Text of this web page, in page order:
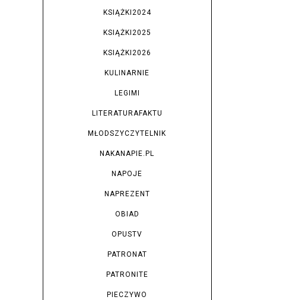
KSIĄŻKI2024
KSIĄŻKI2025
KSIĄŻKI2026
KULINARNIE
LEGIMI
LITERATURAFAKTU
MŁODSZYCZYTELNIK
NAKANAPIE.PL
NAPOJE
NAPREZENT
OBIAD
OPUSTV
PATRONAT
PATRONITE
PIECZYWO